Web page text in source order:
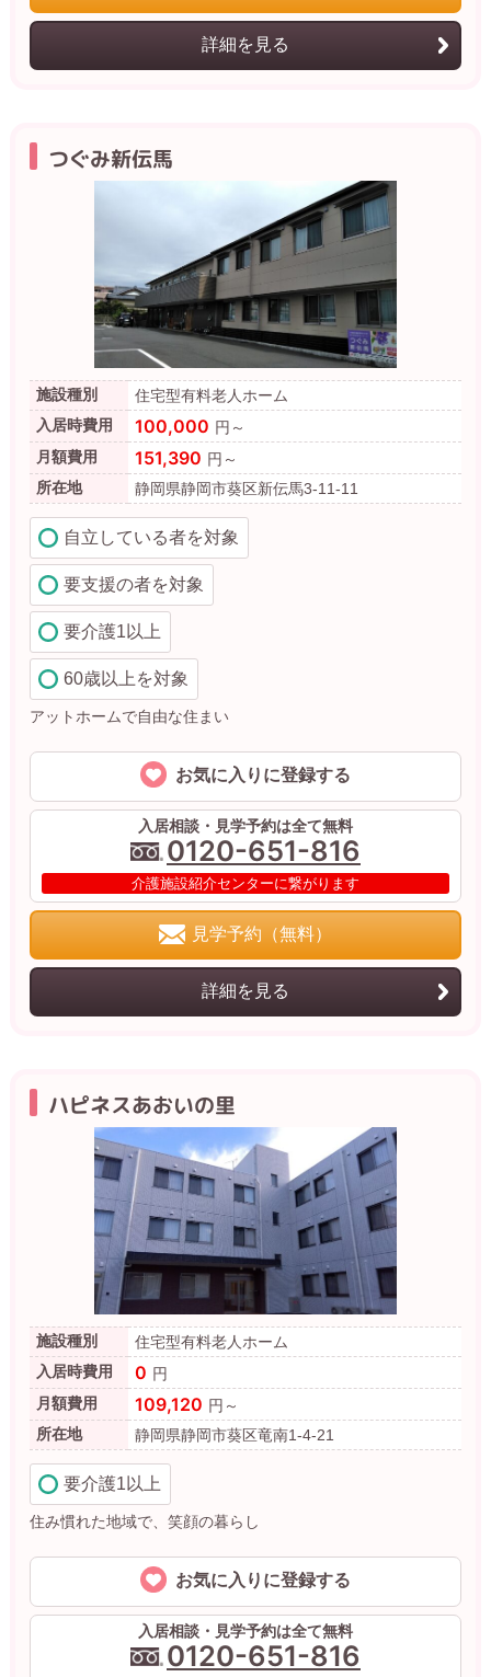
詳細を見る
つぐみ新伝馬
アットホームで自由な住まい
施設種別
住宅型有料老人ホーム
入居時費用
100,000 円～
月額費用
151,390 円～
所在地
静岡県静岡市葵区新伝馬3-11-11
自立している者を対象
要支援の者を対象
要介護1以上
60歳以上を対象
お気に入りに登録する
入居相談・見学予約は全て無料
0120-651-816
介護施設紹介センターに繋がります
見学予約（無料）
詳細を見る
ハピネスあおいの里
住み慣れた地域で、笑顔の暮らし
施設種別
住宅型有料老人ホーム
入居時費用
0 円
月額費用
109,120 円～
所在地
静岡県静岡市葵区竜南1-4-21
要介護1以上
お気に入りに登録する
入居相談・見学予約は全て無料
0120-651-816